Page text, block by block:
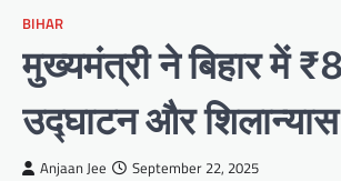
BIHAR
मुख्यमंत्री ने बिहार में
उद्घाटन और
Anjaan Jee September 22, 2025